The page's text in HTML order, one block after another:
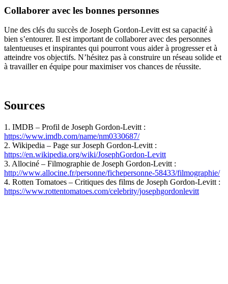
Collaborer avec les bonnes personnes
Une des clés du succès de Joseph Gordon-Levitt est sa capacité à
bien s’entourer. Il est important de collaborer avec des personnes
talentueuses et inspirantes qui pourront vous aider à progresser et à
atteindre vos objectifs. N’hésitez pas à construire un réseau solide et
à travailler en équipe pour maximiser vos chances de réussite.
Sources
1. IMDB – Profil de Joseph Gordon-Levitt :
https://www.imdb.com/name/nm0330687/
2. Wikipedia – Page sur Joseph Gordon-Levitt :
https://en.wikipedia.org/wiki/JosephGordon-Levitt
3. Allociné – Filmographie de Joseph Gordon-Levitt :
http://www.allocine.fr/personne/fichepersonne-58433/filmographie/
4. Rotten Tomatoes – Critiques des films de Joseph Gordon-Levitt :
https://www.rottentomatoes.com/celebrity/josephgordonlevitt